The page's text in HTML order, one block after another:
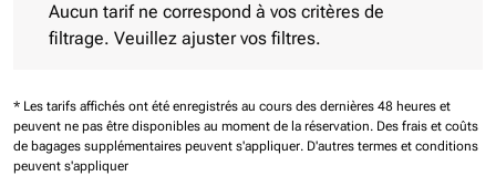
Aucun tarif ne correspond à vos critères de
filtrage. Veuillez ajuster vos filtres.
* Les tarifs affichés ont été enregistrés au cours des dernières 48 heures et
peuvent ne pas être disponibles au moment de la réservation. Des frais et coûts
de bagages supplémentaires peuvent s'appliquer. D'autres termes et conditions
peuvent s'appliquer